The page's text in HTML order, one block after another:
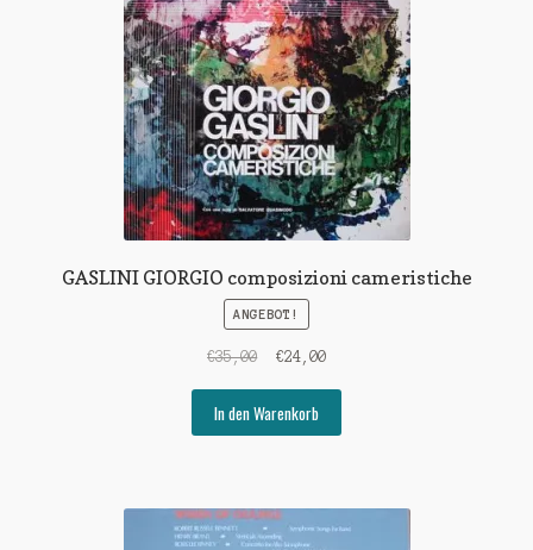
GASLINI GIORGIO composizioni cameristiche
ANGEBOT!
€35,00
Ursprünglicher
war:
€35,00
€24,00Aktueller
€24,00.
In den Warenkorb